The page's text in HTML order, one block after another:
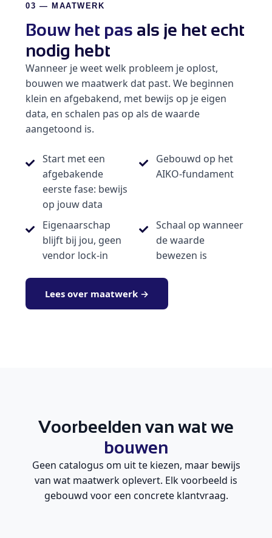
03 — MAATWERK
Bouw het pas als je het echt
nodig hebt
Wanneer je weet welk probleem je oplost,
bouwen we maatwerk dat past. We beginnen
klein en afgebakend, met bewijs op je eigen
data, en schalen pas op als de waarde
aangetoond is.
Start met een
afgebakende
eerste fase: bewijs
op jouw data
Gebouwd op het
AIKO-fundament
Eigenaarschap
blijft bij jou, geen
vendor lock-in
Schaal op wanneer
de waarde
bewezen is
Lees over maatwerk →
Voorbeelden van wat we
bouwen
Geen catalogus om uit te kiezen, maar bewijs
van wat maatwerk oplevert. Elk voorbeeld is
gebouwd voor een concrete klantvraag.